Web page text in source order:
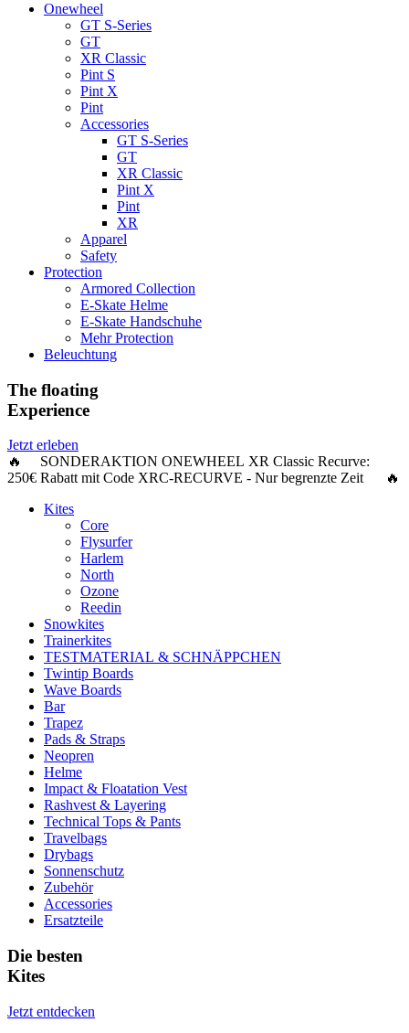
Onewheel
GT S-Series
GT
XR Classic
Pint S
Pint X
Pint
Accessories
GT S-Series
GT
XR Classic
Pint X
Pint
XR
Apparel
Safety
Protection
Armored Collection
E-Skate Helme
E-Skate Handschuhe
Mehr Protection
Beleuchtung
The floating
Experience
Jetzt erleben
🔥 SONDERAKTION ONEWHEEL XR Classic Recurve:
250€ Rabattmit Code XRC-RECURVE - Nur begrenzte Zeit 🔥
Kites
Core
Flysurfer
Harlem
North
Ozone
Reedin
Snowkites
Trainerkites
TESTMATERIAL & SCHNÄPPCHEN
Twintip Boards
Wave Boards
Bar
Trapez
Pads & Straps
Neopren
Helme
Impact & Floatation Vest
Rashvest & Layering
Technical Tops & Pants
Travelbags
Drybags
Sonnenschutz
Zubehör
Accessories
Ersatzteile
Die besten
Kites
Jetzt entdecken